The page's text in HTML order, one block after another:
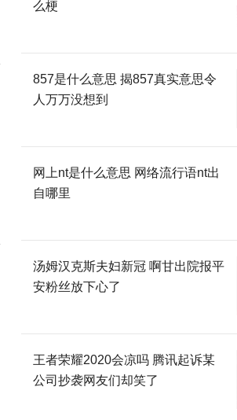
么梗
857是什么意思 揭857真实意思令
人万万没想到
网上nt是什么意思 网络流行语nt出
自哪里
汤姆汉克斯夫妇新冠 啊甘出院报平
安粉丝放下心了
王者荣耀2020会凉吗 腾讯起诉某
公司抄袭网友们却笑了